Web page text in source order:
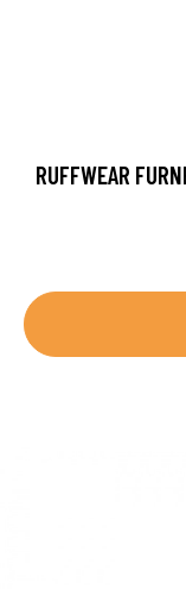
RUFFWEAR